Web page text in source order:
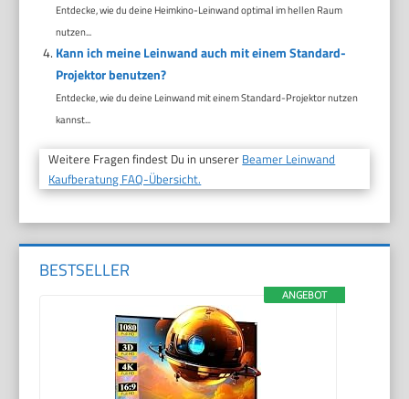
Entdecke, wie du deine Heimkino-Leinwand optimal im hellen Raum
nutzen...
Kann ich meine Leinwand auch mit einem Standard-
Projektor benutzen?
Entdecke, wie du deine Leinwand mit einem Standard-Projektor nutzen
kannst...
Weitere Fragen findest Du in unserer Beamer Leinwand
Kaufberatung FAQ-Übersicht.
BESTSELLER
ANGEBOT